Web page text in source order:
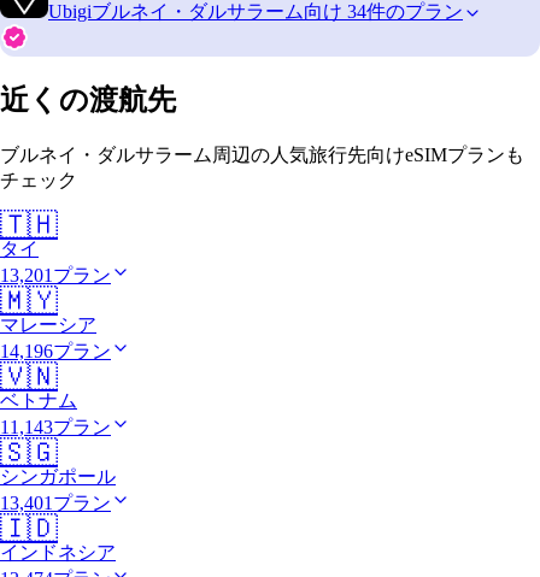
Ubigiブルネイ・ダルサラーム向け 34件のプラン
近くの渡航先
ブルネイ・ダルサラーム周辺の人気旅行先向けeSIMプランも
チェック
🇹🇭
タイ
13,201プラン
🇲🇾
マレーシア
14,196プラン
🇻🇳
ベトナム
11,143プラン
🇸🇬
シンガポール
13,401プラン
🇮🇩
インドネシア